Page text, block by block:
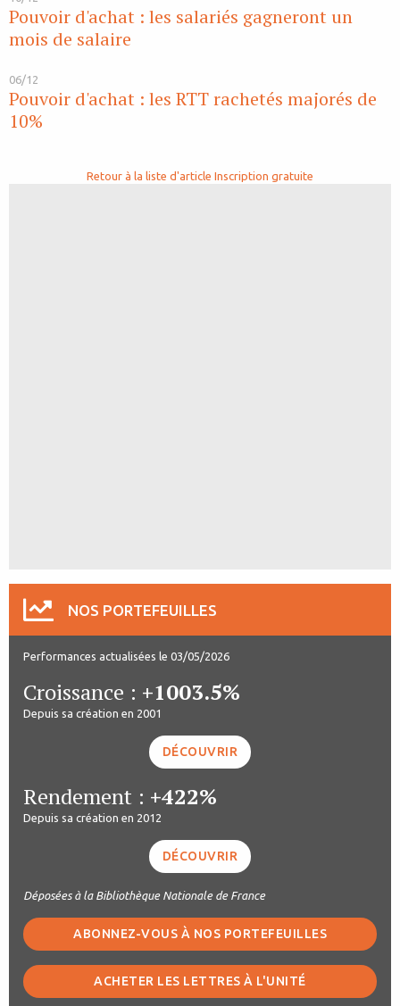
Pouvoir d'achat : les salariés gagneront un
mois de salaire
06/12
Pouvoir d'achat : les RTT rachetés majorés de
10%
Retour à la liste d'article Inscription gratuite
NOS PORTEFEUILLES
Performances actualisées le 03/05/2026
Croissance : +1003.5%
Depuis sa création en 2001
DÉCOUVRIR
Rendement : +422%
Depuis sa création en 2012
DÉCOUVRIR
Déposées à la Bibliothèque Nationale de France
ABONNEZ-VOUS À NOS PORTEFEUILLES
ACHETER LES LETTRES À L'UNITÉ